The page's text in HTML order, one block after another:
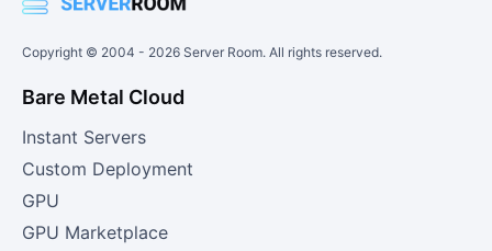
Copyright © 2004 - 2026 Server Room. All rights reserved.
Bare Metal Cloud
Instant Servers
Custom Deployment
GPU
GPU Marketplace